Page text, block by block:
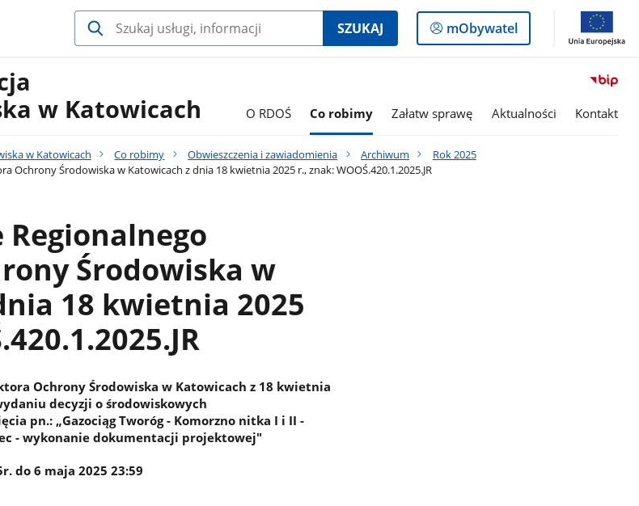
SZUKAJ
Logowanie
do
mObywatel
w Katowicach
O RDOŚ Co robimy Załatw sprawę Aktualności Kontakt
w Katowicach Co robimy Obwieszczenia i zawiadomienia Archiwum
Rok 2025
Ochrony Środowiska w Katowicach z dnia 18 kwietnia 2025 r., znak: WOOŚ.420.1.2025.JR
Środowiska w
18 kwietnia 2025
Ochrony Środowiska w Katowicach z 18 kwietnia
decyzji o środowiskowych
pn.: „Gazociąg Tworóg - Komorzno nitka I i II -
- wykonanie dokumentacji projektowej"
do 6 maja 2025 23:59